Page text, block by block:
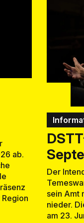
ab.
Der
sein Amt
nieder.
am 23.